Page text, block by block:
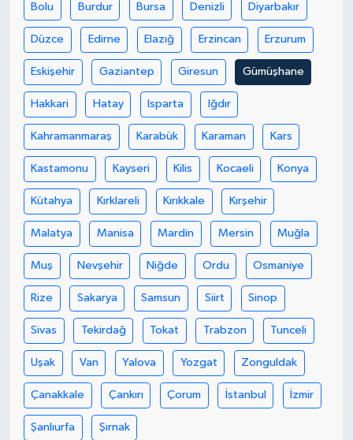
Bolu Burdur Bursa Denizli Diyarbakır
Düzce Edirne Elazığ Erzincan Erzurum
Eskişehir Gaziantep Giresun Gümüşhane
Hakkari Hatay Isparta Iğdır
Kahramanmaraş Karabük Karaman Kars
Kastamonu Kayseri Kilis Kocaeli Konya
Kütahya Kırklareli Kırıkkale Kırşehir
Malatya Manisa Mardin Mersin Muğla
Muş Nevşehir Niğde Ordu Osmaniye
Rize Sakarya Samsun Siirt Sinop
Sivas Tekirdağ Tokat Trabzon Tunceli
Uşak Van Yalova Yozgat Zonguldak
Çanakkale Çankırı Çorum İstanbul İzmir
Şanlıurfa Şırnak